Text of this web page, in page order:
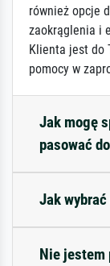
również opcje
zaokrąglenia i
Klienta jest do
pomocy w
Jak mogę
pasować
Jak
Nie jestem